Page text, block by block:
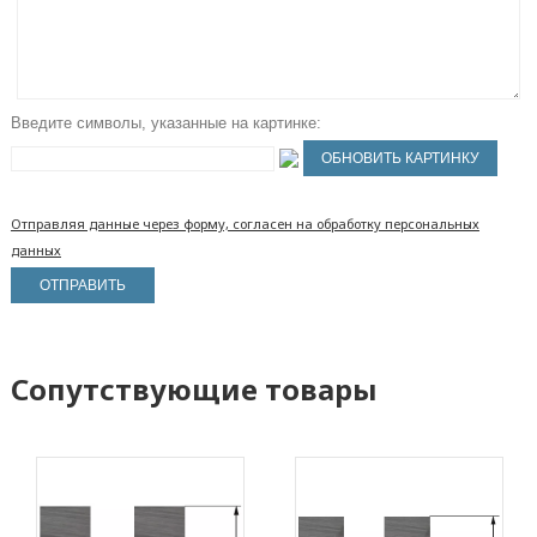
Введите символы, указанные на картинке:
Отправляя данные через форму, согласен на обработку персональных
данных
Сопутствующие товары